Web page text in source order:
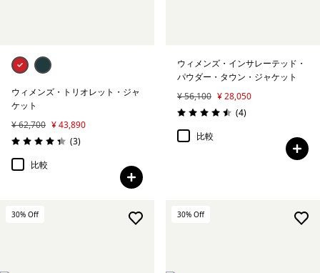
ウィメンズ・トリオレット・ジャ
ケット
¥ 62,700 ¥ 43,890
評価: 4.3 / 5
(3レビュー
)
比較
ウィメンズ・インサレーテッド・
パウダー・タウン・ジャケット
¥ 56,100 ¥ 28,050
評価: 4.5 / 5
(4レビュー
)
比較
30% Off 30% Off